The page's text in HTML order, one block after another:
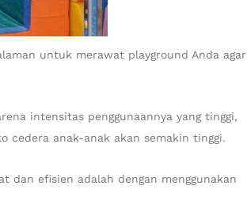
untuk merawat playground Anda agar
intensitas penggunaannya yang tinggi,
cedera anak-anak akan semakin tinggi.
dan efisien adalah dengan menggunakan